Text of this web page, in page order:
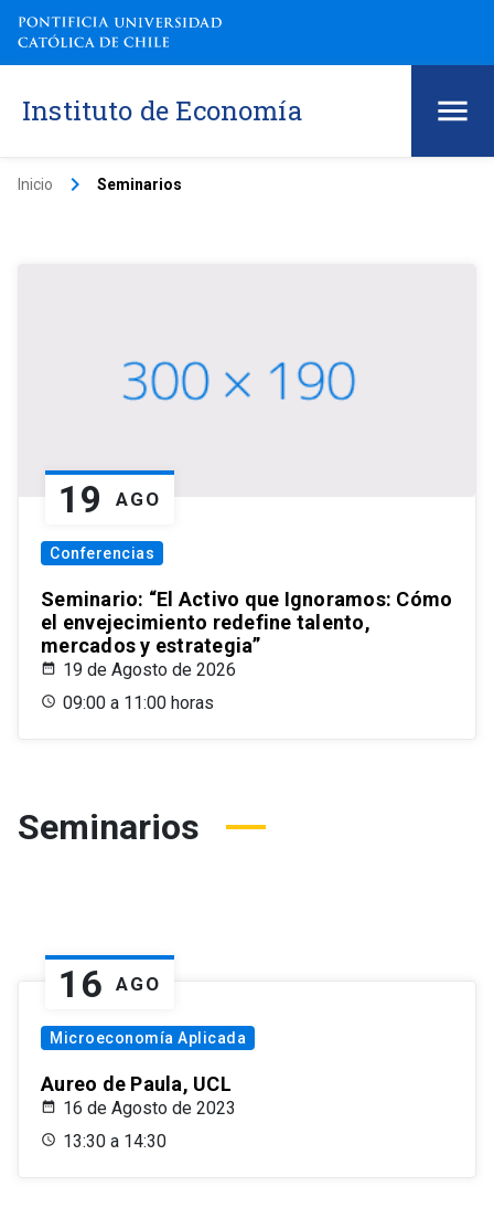
Instituto de Economía
Inicio keyboard_arrow_right Seminarios
19 AGO
Conferencias
Seminario: “El Activo que Ignoramos: Cómo
el envejecimiento redefine talento,
mercados y estrategia”
19 de Agosto de 2026
09:00 a 11:00 horas
Seminarios
16 AGO
Microeconomía Aplicada
Aureo de Paula, UCL
16 de Agosto de 2023
13:30 a 14:30